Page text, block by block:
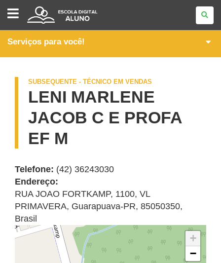
PÓS-
MÉDIO
-
CURSOS
TÉCNICOS
SUBSEQUENTES
Serviços para você!
SUBSEQUENTE - TÉCNICO EM VENDAS
LENI MARLENE
JACOB C E PROFA
EF M
Telefone: (42) 36243030
Endereço:
RUA JOAO FORTKAMP, 1100, VL
PRIMAVERA, Guarapuava-PR, 85050350,
Brasil
+
−